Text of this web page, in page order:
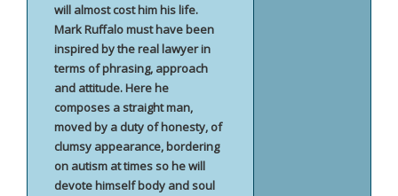
will almost cost him his life.
Mark Ruffalo must have been
inspired by the real lawyer in
terms of phrasing, approach
and attitude. Here he
composes a straight man,
moved by a duty of honesty, of
clumsy appearance, bordering
on autism at times so he will
devote himself body and soul